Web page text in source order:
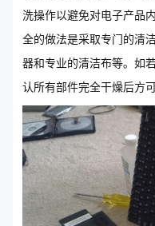
洗操作以避免对电子产品
全的做法是采取专门的清
器和专业的清洁布等。如
认所有部件完全干燥后方